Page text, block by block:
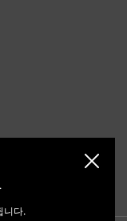
니다.
닫기